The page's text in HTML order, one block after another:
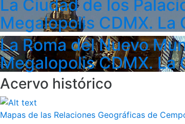
La Ciudad de los
Megalopolis CDMX. La
La Roma del Nuevo
Megalopolis CDMX. La
Acervo histórico
Mapas de las Relaciones Geográficas de